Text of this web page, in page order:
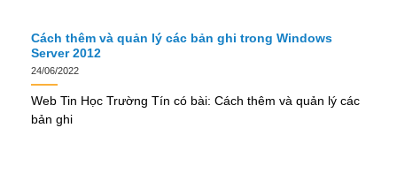
Cách thêm và quản lý các bản ghi trong Windows
Server 2012
24/06/2022
Web Tin Học Trường Tín có bài: Cách thêm và quản lý các
bản ghi